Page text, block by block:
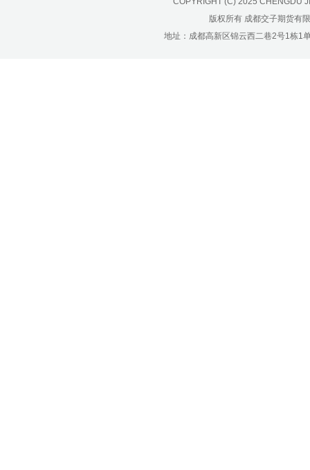
版权所有 成都交子期货有
地址：成都高新区锦云西二巷2号1栋1